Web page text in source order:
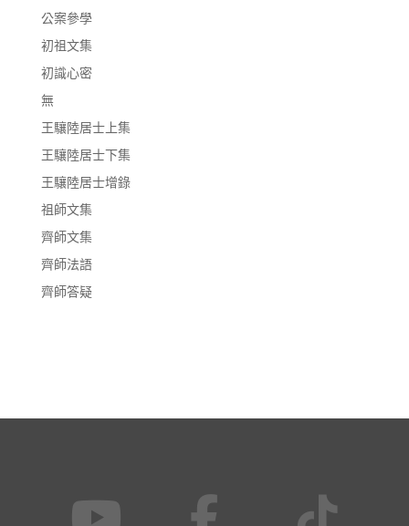
公案參學
初祖文集
初識心密
無
王驤陸居士上集
王驤陸居士下集
王驤陸居士增錄
祖師文集
齊師文集
齊師法語
齊師答疑